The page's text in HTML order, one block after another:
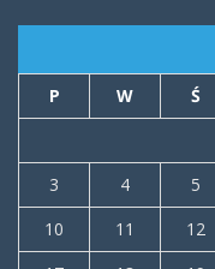
P W Ś
3
4 5
10
11 12